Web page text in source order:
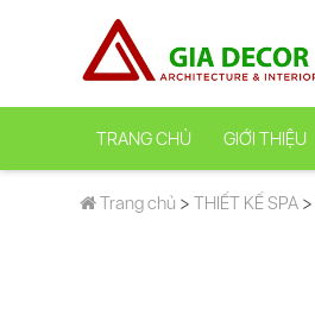
TRANG CHỦ GIỚI THIỆU
Trang chủ > THIẾT KẾ SPA >